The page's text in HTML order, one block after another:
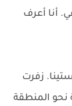
أنا أعرف
زفرت
المنطقة